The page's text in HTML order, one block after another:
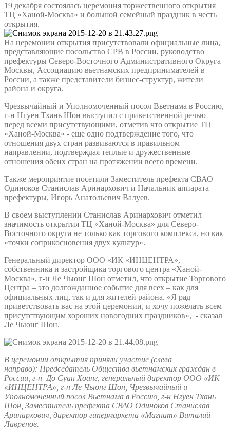
19 декабря состоялась церемония торжественного открытия
ТЦ «Ханой-Москва» и большой семейный праздник в честь
открытия.
На церемонии открытия присутствовали официальные лица,
представляющие посольство СРВ в России, руководство
префектуры Северо-Восточного Административного Округа
Москвы, Ассоциацию вьетнамских предпринимателей в
России, а также представители бизнес-структур, жители
района и округа.
Чрезвычайный и Уполномоченный посол Вьетнама в Россию,
г-н Нгуен Тхань Шон выступил с приветственной речью
перед всеми присутствующими, отметив что открытие ТЦ
«Ханой-Москва» - еще одно подтверждение того, что
отношения двух стран развиваются в правильном
направлении, подтверждая теплые и дружественные
отношения обеих стран на протяжении всего времени.
Также мероприятие посетили Заместитель префекта СВАО
Одиноков Станислав Аринархович и Начальник аппарата
префектуры, Игорь Анатольевич Валуев.
В своем выступлении Станислав Аринархович отметил
значимость открытия ТЦ «Ханой-Москва» для Северо-
Восточного округа не только как торгового комплекса, но как
«точки соприкосновения двух культур».
Генеральный директор ООО «ИК «ИНЦЕНТРА»,
собственника и застройщика торгового центра «Ханой-
Москва», г-н Ле Чыонг Шон отметил, что открытие Торгового
Центра – это долгожданное событие для всех – как для
официальных лиц, так и для жителей района. «Я рад
приветствовать вас на этой церемонии, и хочу пожелать всем
присутствующим хороших новогодних праздников», - сказал
Ле Чыонг Шон.
В церемонии открытия приняли участие (слева
направо): Председатель Общества вьетнамских граждан в
России, г-н До Cуан Хоанг, генеральный директор ООО «ИК
«ИНЦЕНТРА», г-н Ле Чыонг Шон, Чрезвычайный и
Уполномоченный посол Вьетнама в Россию, г-н Нгуен Тхань
Шон, Заместитель префекта СВАО Одиноков Станислав
Аринархович, директор гипермаркета «Магнит» Виталий
Лавренов.